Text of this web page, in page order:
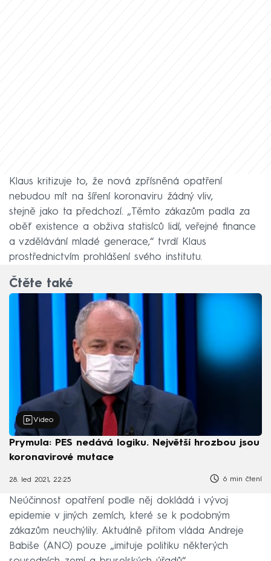
Klaus kritizuje to, že nová zpřísněná opatření
nebudou mít na šíření koronaviru žádný vliv,
stejně jako ta předchozí. „Těmto zákazům padla za
oběť existence a obživa statisíců lidí, veřejné finance
a vzdělávání mladé generace,“ tvrdí Klaus
prostřednictvím prohlášení svého institutu.
Čtěte také
Video
Prymula: PES nedává logiku. Největší hrozbou jsou
koronavirové mutace
28. led 2021, 22:25 6 min čtení
Neúčinnost opatření podle něj dokládá i vývoj
epidemie v jiných zemích, které se k podobným
zákazům neuchýlily. Aktuálně přitom vláda Andreje
Babiše (ANO) pouze „imituje politiku některých